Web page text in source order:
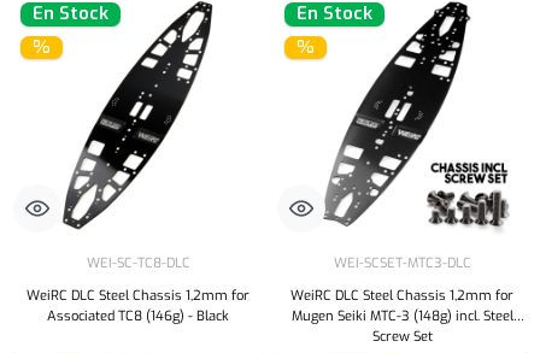
En Stock
%
WEI-SC-TC8-DLC
WeiRC DLC Steel Chassis 1,2mm for
Associated TC8 (146g) - Black
En Stock
%
WEI-SCSET-MTC3-DLC
WeiRC DLC Steel Chassis 1,2mm for
Mugen Seiki MTC-3 (148g) incl. Steel
Screw Set